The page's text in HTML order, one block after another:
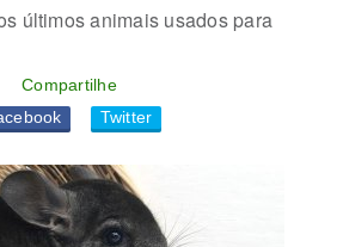
últimos animais usados para
Compartilhe
Twitter